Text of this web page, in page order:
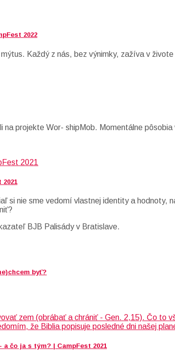
2022
Každý z nás, bez výnimky, zažíva v
projekte Wor- shipMob. Momentálne
si nie sme vedomí vlastnej identity a hodnoty,
BJB Palisády v Bratislave.
byť?
čo ja s tým? | CampFest 2021